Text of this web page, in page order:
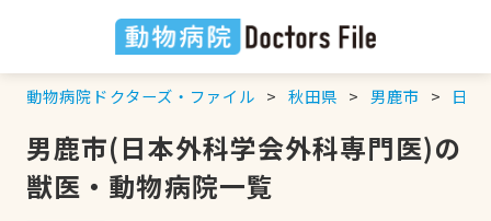
動物病院ドクターズ・ファイル 秋田県 男鹿市 日本
男鹿市(日本外科学会外科専門医)の
獣医・動物病院一覧